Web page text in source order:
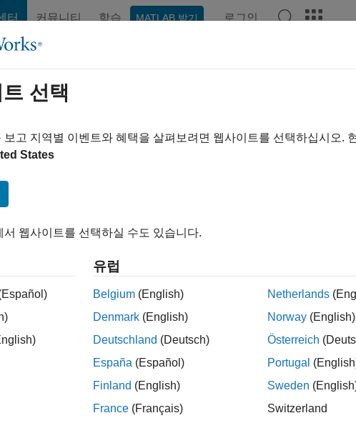
터 커뮤니티 학습 MATLAB 받기 로그인
Text Analytics Toolbox 릴리스
버그 리포트 | 수정된 버그
to 비호환성
텍스트 필터: Text Analytics Toolbox 릴리스 정보
이 페이지가 얼마
선택
보고 지역별 이벤트와 혜택을 살펴보려면 웹사이트를 선택하십시오.
States
서 웹사이트를 선택하실 수도 있습니다.
유럽
Belgium (English)
Denmark (English)
Deutschland (Deutsch)
España (Español)
Finland (English)
France (Français)
Netherlands
Norway (English)
Österreich
Portugal
Sweden
Switzerland